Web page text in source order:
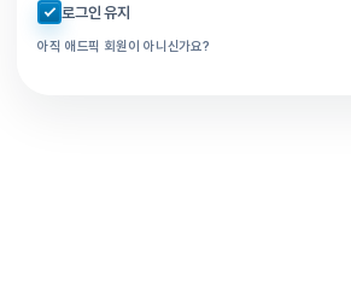
자동로그인 체크
로그인 유지
아직 애드픽 회원이 아니신가요?